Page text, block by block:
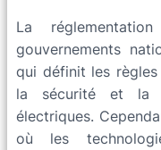
La
gouvernements
qui définit les
la sécurité et la
électriques.
où les